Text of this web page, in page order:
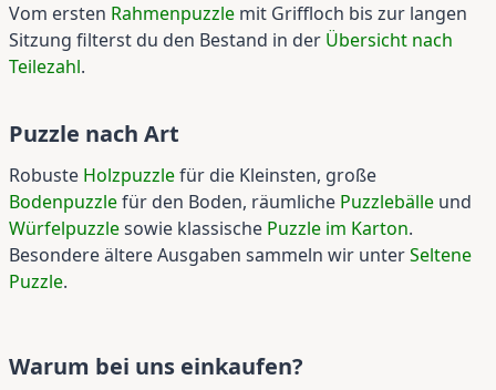
Vom ersten Rahmenpuzzle mit Griffloch bis zur langen
Sitzung filterst du den Bestand in der Übersicht nach
Teilezahl.
Puzzle nach Art
Robuste Holzpuzzlefür die Kleinsten, große
Bodenpuzzlefür den Boden, räumliche Puzzlebälle und
Würfelpuzzlesowie klassische Puzzle im Karton.
Besondere ältere Ausgaben sammeln wir unterSeltene
Puzzle.
Warum bei uns einkaufen?